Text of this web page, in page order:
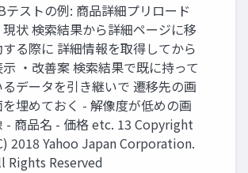
テストの例: 商品詳細プリロード
現状 検索結果から詳細ページに移
る際に 詳細情報を取得してから
示 ・改善案 検索結果で既に持って
るデータを引き継いで 遷移先の画
を埋めておく - 解像度が低めの画
- 商品名 - 価格 etc. 13 Copyright
2018 Yahoo Japan Corporation.
Rights Reserved